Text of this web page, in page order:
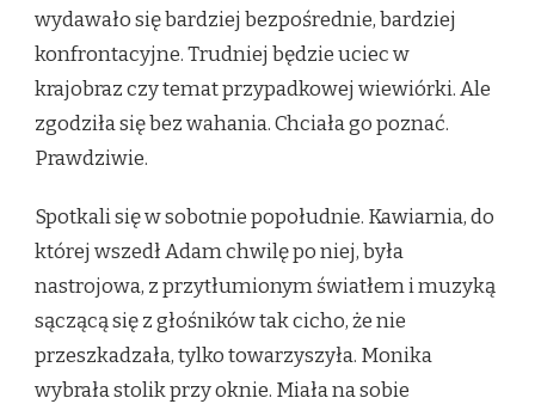
wydawało się bardziej bezpośrednie, bardziej
konfrontacyjne. Trudniej będzie uciec w
krajobraz czy temat przypadkowej wiewiórki. Ale
zgodziła się bez wahania. Chciała go poznać.
Prawdziwie.
Spotkali się w sobotnie popołudnie. Kawiarnia, do
której wszedł Adam chwilę po niej, była
nastrojowa, z przytłumionym światłem i muzyką
sączącą się z głośników tak cicho, że nie
przeszkadzała, tylko towarzyszyła. Monika
wybrała stolik przy oknie. Miała na sobie